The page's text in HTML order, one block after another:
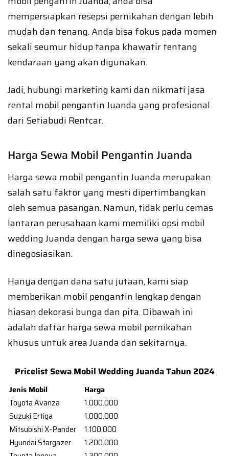
mempersiapkan resepsi pernikahan dengan lebih
mudah dan tenang. Anda bisa fokus pada momen
sekali seumur hidup tanpa khawatir tentang
kendaraan yang akan digunakan.
Jadi, hubungi marketing kami dan nikmati jasa
rental mobil pengantin Juanda yang profesional
dari Setiabudi Rentcar.
Harga Sewa Mobil Pengantin Juanda
Harga sewa mobil pengantin Juanda merupakan
salah satu faktor yang mesti dipertimbangkan
oleh semua pasangan. Namun, tidak perlu cemas
lantaran perusahaan kami memiliki opsi mobil
wedding Juanda dengan harga sewa yang bisa
dinegosiasikan.
Hanya dengan dana satu jutaan, kami siap
memberikan mobil pengantin lengkap dengan
hiasan dekorasi bunga dan pita. Dibawah ini
adalah daftar harga sewa mobil pernikahan
khusus untuk area Juanda dan sekitarnya.
Pricelist Sewa Mobil Wedding Juanda Tahun 2024
Jenis Mobil
Harga
Toyota Avanza
1.000.000
Suzuki Ertiga
1.000.000
Mitsubishi X-Pander
1.100.000
Hyundai Stargazer
1.200.000